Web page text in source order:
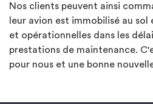
Nos clients peuvent ainsi
leur avion est immobilisé au
et opérationnelles dans les
prestations de maintenance.
pour nous et une bonne